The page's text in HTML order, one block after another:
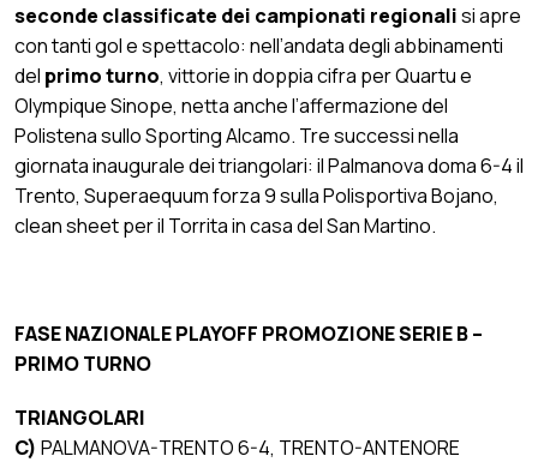
seconde classificate dei campionati regionalisi apre
con tanti gol e spettacolo: nell’andata degli abbinamenti
del primo turno, vittorie in doppia cifra per Quartu e
Olympique Sinope, netta anche l’affermazione del
Polistena sullo Sporting Alcamo. Tre successi nella
giornata inaugurale dei triangolari: il Palmanova doma 6-4 il
Trento, Superaequum forza 9 sulla Polisportiva Bojano,
clean sheet per il Torrita in casa del San Martino.
FASE NAZIONALE PLAYOFF PROMOZIONE SERIE B –
PRIMO TURNO
TRIANGOLARI
C) PALMANOVA-TRENTO 6-4, TRENTO-ANTENORE